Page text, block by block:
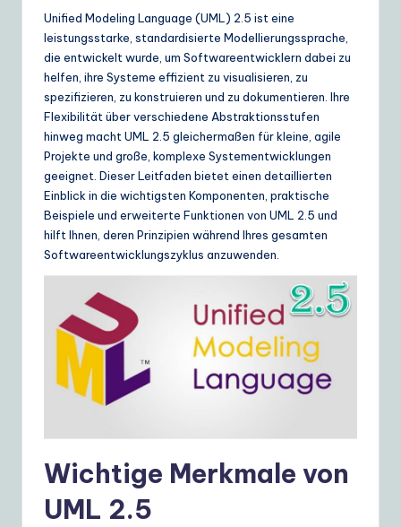
m
Y
o
Unified Modeling Language (UML) 2.5 ist eine
leistungsstarke, standardisierte Modellierungssprache,
die entwickelt wurde, um Softwareentwicklern dabei zu
helfen, ihre Systeme effizient zu visualisieren, zu
spezifizieren, zu konstruieren und zu dokumentieren. Ihre
Flexibilität über verschiedene Abstraktionsstufen
hinweg macht UML 2.5 gleichermaßen für kleine, agile
Projekte und große, komplexe Systementwicklungen
geeignet. Dieser Leitfaden bietet einen detaillierten
Einblick in die wichtigsten Komponenten, praktische
Beispiele und erweiterte Funktionen von UML 2.5 und
hilft Ihnen, deren Prinzipien während Ihres gesamten
Softwareentwicklungszyklus anzuwenden.
Wichtige Merkmale von
UML 2.5